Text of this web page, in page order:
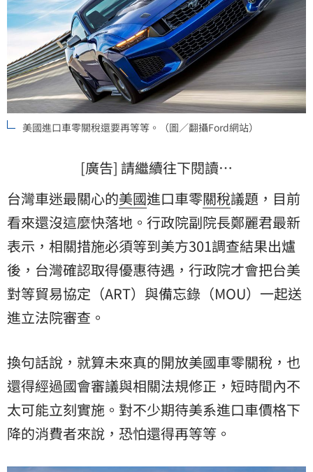
美國進口車零關稅還要再等等。（圖／翻攝Ford網站）
[廣告] 請繼續往下閱讀…
台灣車迷最關心的美國進口車零關稅議題，目前
看來還沒這麼快落地。行政院副院長鄭麗君最新
表示，相關措施必須等到美方301調查結果出爐
後，台灣確認取得優惠待遇，行政院才會把台美
對等貿易協定（ART）與備忘錄（MOU）一起送
進立法院審查。
換句話說，就算未來真的開放美國車零關稅，也
還得經過國會審議與相關法規修正，短時間內不
太可能立刻實施。對不少期待美系進口車價格下
降的消費者來說，恐怕還得再等等。